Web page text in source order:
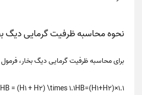
نحوه محاسبه ظرفیت گرمایی دیگ
برای محاسبهظرفیت گرمایی دیگ بخار،
= (H1 + H2) \times 1.1HB=(H1+H2)×1.1